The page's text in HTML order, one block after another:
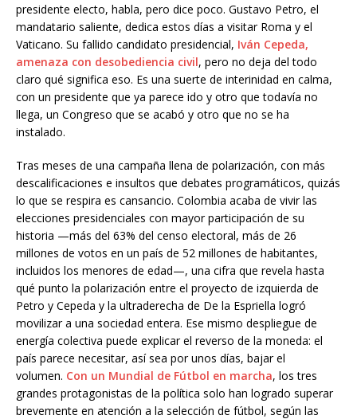
presidente electo, habla, pero dice poco. Gustavo Petro, el
mandatario saliente, dedica estos días a visitar Roma y el
Vaticano. Su fallido candidato presidencial, Iván Cepeda,
amenaza con desobediencia civil, pero no deja del todo
claro qué significa eso. Es una suerte de interinidad en calma,
con un presidente que ya parece ido y otro que todavía no
llega, un Congreso que se acabó y otro que no se ha
instalado.
Tras meses de una campaña llena de polarización, con más
descalificaciones e insultos que debates programáticos, quizás
lo que se respira es cansancio. Colombia acaba de vivir las
elecciones presidenciales con mayor participación de su
historia —más del 63% del censo electoral, más de 26
millones de votos en un país de 52 millones de habitantes,
incluidos los menores de edad—, una cifra que revela hasta
qué punto la polarización entre el proyecto de izquierda de
Petro y Cepeda y la ultraderecha de De la Espriella logró
movilizar a una sociedad entera. Ese mismo despliegue de
energía colectiva puede explicar el reverso de la moneda: el
país parece necesitar, así sea por unos días, bajar el
volumen. Con un Mundial de Fútbol en marcha, los tres
grandes protagonistas de la política solo han logrado superar
brevemente en atención a la selección de fútbol, según las